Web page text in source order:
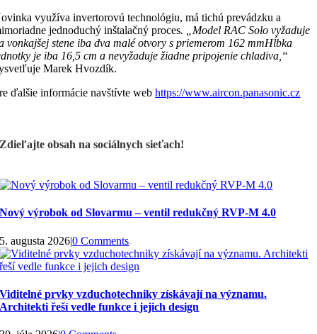
využíva invertorovú technológiu, má tichú prevádzku a
jednoduchý inštalačný proces. „Model RAC Solo vyžaduje
vonkajšej stene iba dva malé otvory s priemerom 162 mmHĺbka
je iba 16,5 cm a nevyžaduje žiadne pripojenie chladiva,“
Marek Hvozdík.
ďalšie informácie navštívte webhttps://www.aircon.panasonic.cz
Zdieľajte obsah na sociálnych sieťach!
Nový výrobok od Slovarmu – ventil redukčný RVP-M 4.0
5. augusta 2026|0 Comments
Viditelné prvky vzduchotechniky získávají na významu.
Architekti řeší vedle funkce i jejich design